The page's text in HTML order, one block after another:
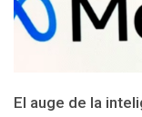
El auge de la